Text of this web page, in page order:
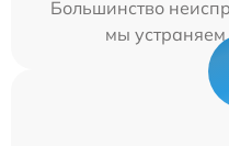
Большинство
мы устраняем